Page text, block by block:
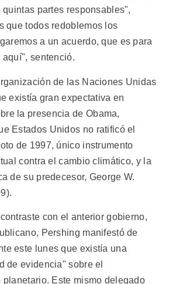
quintas partes responsables",
que todos redoblemos los
a un acuerdo, que es para
aquí", sentenció.
de las Naciones Unidas
existía gran expectativa en
la presencia de Obama,
Estados Unidos no ratificó el
de 1997, único instrumento
contra el cambio climático, y la
de su predecesor, George W.
con el anterior gobierno,
Pershing manifestó de
este lunes que existía una
de evidencia" sobre el
planetario. Este mismo delegado